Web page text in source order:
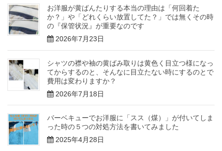
お洋服が黄ばんたりする本当の理由は「何回着た
か？」や「どれくらい放置してた？」では無くその時
の『保管状況』が重要なのです
2026年7月23日
シャツの襟や袖の黄ばみ取りは黄色く目立つ様になっ
てからするのと、そんなに目立たない時にするのとで
費用は変わりますか？
2026年7月18日
バーベキューでお洋服に「スス（煤）」が付いてしま
った時の５つの対処方法を書いてみました
2025年4月28日